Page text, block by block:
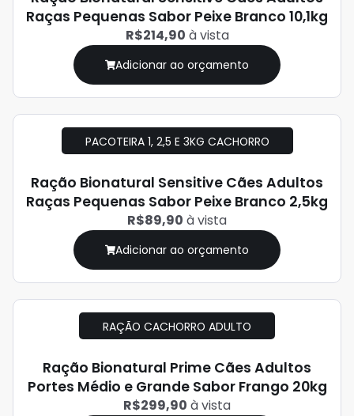
Raças Pequenas Sabor Peixe Branco 10,1kg
R$214,90 à vista
Adicionar ao orçamento
PACOTEIRA 1, 2,5 E 3KG CACHORRO
Ração Bionatural Sensitive Cães Adultos
Raças Pequenas Sabor Peixe Branco 2,5kg
R$89,90 à vista
Adicionar ao orçamento
RAÇÃO CACHORRO ADULTO
Ração Bionatural Prime Cães Adultos
Portes Médio e Grande Sabor Frango 20kg
R$299,90 à vista